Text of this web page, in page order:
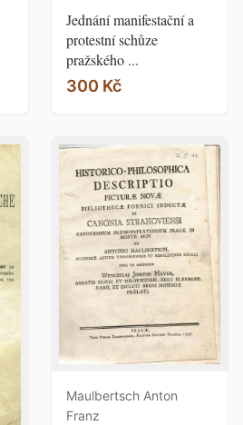
Jednání manifestační a
protestní schůze
pražského ...
300 Kč
Maulbertsch Anton
Franz